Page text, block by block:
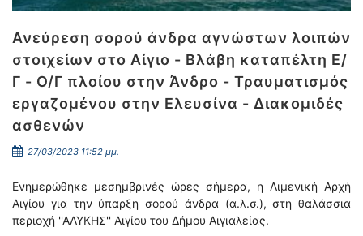
Ανεύρεση σορού άνδρα αγνώστων λοιπών
στοιχείων στο Αίγιο - Βλάβη καταπέλτη Ε/
Γ - Ο/Γ πλοίου στην Άνδρο - Τραυματισμός
εργαζομένου στην Ελευσίνα - Διακομιδές
ασθενών
27/03/2023 11:52 μμ.
Ενημερώθηκε μεσημβρινές ώρες σήμερα, η Λιμενική Αρχή
Αιγίου για την ύπαρξη σορού άνδρα (α.λ.σ.), στη θαλάσσια
περιοχή ''ΑΛΥΚΗΣ'' Αιγίου του Δήμου Αιγιαλείας.